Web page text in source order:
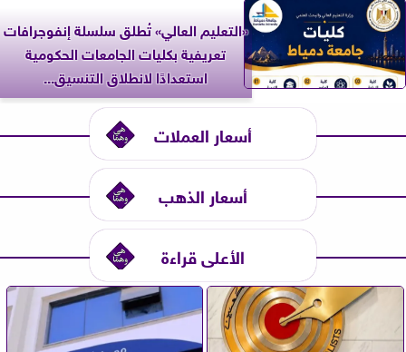
«التعليم العالي» تُطلق سلسلة إنفوجرافات
تعريفية بكليات الجامعات الحكومية
استعدادًا لانطلاق التنسيق...
أسعار العملات
أسعار الذهب
الأعلى قراءة